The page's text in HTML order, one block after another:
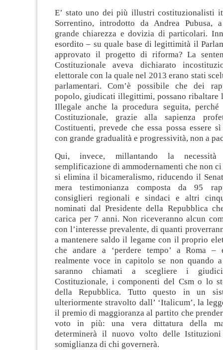
E’ stato uno dei più illustri costituzionalisti
Sorrentino, introdotto da Andrea Pubusa,
grande chiarezza e dovizia di particolari.
esordito – su quale base di legittimità il
approvato il progetto di riforma? La
Costituzionale aveva dichiarato
elettorale con la quale nel 2013 erano stati
parlamentari. Com’è possibile che dei
popolo, giudicati illegittimi, possano ribaltare
Illegale anche la procedura seguita, perché
Costituzionale, grazie alla sapienza
Costituenti, prevede che essa possa essere
con grande gradualità e progressività, non a
Qui, invece, millantando la
semplificazione di ammodernamenti che non
si elimina il bicameralismo, riducendo il
mera testimonianza composta da 95
consiglieri regionali e sindaci e altri
nominati dal Presidente della Repubblica
carica per 7 anni. Non riceveranno alcun
con l’interesse prevalente, di quanti
a mantenere saldo il legame con il proprio
che andare a ‘perdere tempo’ a Roma –
realmente voce in capitolo se non quando
saranno chiamati a scegliere i
Costituzionale, i componenti del Csm o lo
della Repubblica. Tutto questo in un
ulteriormente stravolto dall’ ‘Italicum’, la
il premio di maggioranza al partito che
voto in più: una vera dittatura della
determinerà il nuovo volto delle
somiglianza di chi governerà.